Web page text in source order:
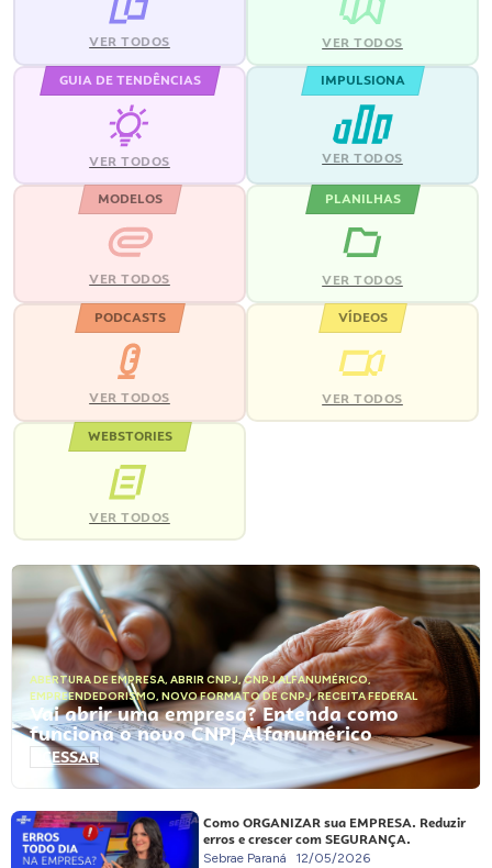
VER TODOS VER TODOS
GUIA DE TENDÊNCIAS
VER TODOS
IMPULSIONA
VER TODOS
MODELOS
VER TODOS
PLANILHAS
VER TODOS
PODCASTS
VER TODOS
VÍDEOS
VER TODOS
WEBSTORIES
VER TODOS
ABERTURA DE EMPRESA, ABRIR CNPJ,CNPJ ALFANUMÉRICO,
EMPREENDEDORISMO, NOVO FORMATO DE CNPJ,RECEITA FEDERAL
Vai abrir uma empresa? Entenda como
funciona o novo CNPJ Alfanumérico
ACESSAR
Como ORGANIZAR sua EMPRESA. Reduzir
erros e crescer com SEGURANÇA.
Sebrae Paraná 12/05/2026